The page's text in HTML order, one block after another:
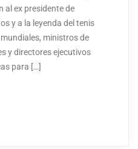
al ex presidente de
y a la leyenda del tenis
ministros de
y directores ejecutivos
para […]